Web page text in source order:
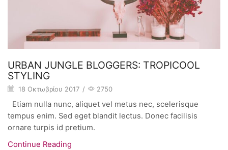
URBAN JUNGLE BLOGGERS: TROPICOOL
STYLING
18 Οκτωβρίου 2017 / 2750
Etiam nulla nunc, aliquet vel metus nec, scelerisque
tempus enim. Sed eget blandit lectus. Donec facilisis
ornare turpis id pretium.
Continue Reading